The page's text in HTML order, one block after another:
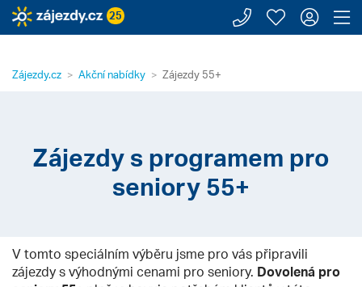
25 Zavolejte
Moje
Zájezdy.cz Akční nabídky Zájezdy 55+
Zájezdy s programem pro
seniory 55+
V tomto speciálním výběru jsme pro vás připravili
zájezdy s výhodnými cenami pro seniory. Dovolená pro